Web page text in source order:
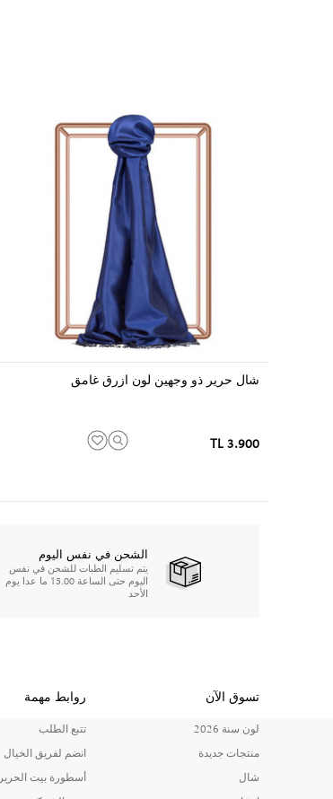
شال حرير ذو وجهين لون ازرق غامق
3.900 TL
الشحن في نفس اليوم
يتم تسليم الطبات للشحن في نفس
اليوم حتى الساعة 15.00 ما عدا يوم
الأحد
تسوق الآن
لون سنة 2026
منتجات جديدة
شال
روابط مهمة
تتبع الطلب
انضم لفريق الخيال
أسطورة بيت الحرير